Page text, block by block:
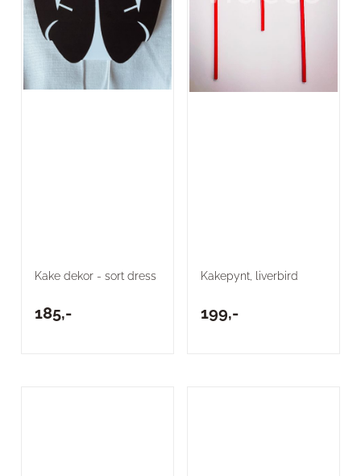
Kake dekor - sort dress
185,-
Kakepynt, liverbird
199,-